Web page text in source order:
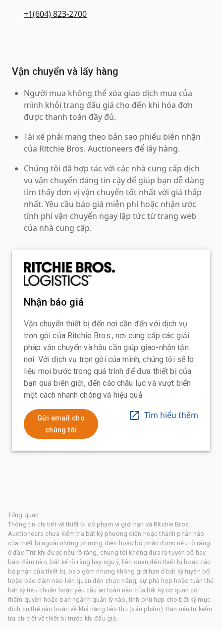
+1(604) 823-2700
Vận chuyển và lấy hàng
Người mua không thể xóa giao dịch mua của
mình khỏi trang đấu giá cho đến khi hóa đơn
được thanh toán đầy đủ.
Tài xế phải mang theo bản sao phiếu biên nhận
của Ritchie Bros. Auctioneers để lấy hàng.
Chúng tôi đã hợp tác với các nhà cung cấp dịch
vụ vận chuyển đáng tin cậy để giúp bạn dễ dàng
tìm thấy đơn vị vận chuyển tốt nhất với giá thấp
nhất. Yêu cầu báo giá miễn phí hoặc nhận ước
tính phí vận chuyển ngay lập tức từ trang web
của nhà cung cấp.
Nhận báo giá
Vận chuyển thiết bị đến nơi cần đến với dịch vụ
trọn gói của Ritchie Bros., nơi cung cấp các giải
pháp vận chuyển và hậu cần giúp giao-nhận tận
nơi. Với dịch vụ trọn gói của mình, chúng tôi sẽ lo
liệu mọi bước trong quá trình để đưa thiết bị của
bạn qua biên giới, đến các châu lục và vượt biển
một cách nhanh chóng và hiệu quả
Gửi email cho
chúng tôi
Tìm hiểu thêm
Tổng quan
Thông tin chi tiết về thiết bị có phạm vi giới hạn và Ritchie Bros.
Auctioneers chưa kiểm tra bất kỳ phương diện hoặc thành phần nào
của thiết bị ngoài những phương diện hoặc bộ phận được nêu rõ ràng
ở đây. Trừ khi được nêu rõ ràng, chúng tôi không đưa ra tuyên bố hay
bảo đảm nào, bất kể rõ ràng hay ngụ ý, liên quan đến thiết bị hoặc các
bộ phận của thiết bị, bao gồm nhưng không giới hạn ở bất kỳ tuyên bố
hoặc bảo đảm nào liên quan đến chức năng, sự phù hợp hoặc tuân thủ
bất kỳ tiêu chuẩn hoặc yêu cầu an toàn nào của bất kỳ cơ quan có
thẩm quyền hoặc ban ngành quản lý nào, tính phù hợp cho bất kỳ mục
đích cụ thể nào hoặc về khả năng tiêu thụ (sản phẩm). Bạn nên tự kiểm
tra chi tiết về thiết bị trước khi đấu giá.